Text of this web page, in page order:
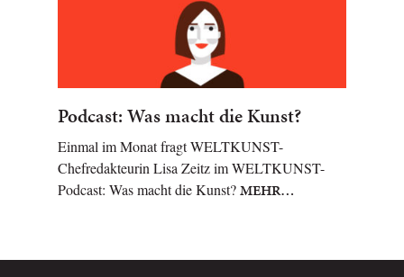
Podcast: Was macht die Kunst?
Einmal im Monat fragt WELTKUNST-
Chefredakteurin Lisa Zeitz im WELTKUNST-
Podcast: Was macht die Kunst?MEHR…